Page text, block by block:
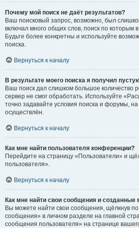
Почему мой поиск не даёт результатов?
Ваш поисковый запрос, возможно, был
включал много общих слов, поиск по которым
Будьте более конкретны и используйте
поиска.
Вернуться к началу
В результате моего поиска я получил
Ваш поиск дал слишком большое количество
сервер не смог обработать. Используйте
точно задавайте условия поиска и форумы,
осуществлён.
Вернуться к началу
Как мне найти пользователя конференции?
Перейдите на страницу «Пользователи» и
пользователя».
Вернуться к началу
Как мне найти свои сообщения и
Вы можете найти свои сообщения, щёлкнув
сообщения» в личном разделе на главной
сообщения пользователя» на странице